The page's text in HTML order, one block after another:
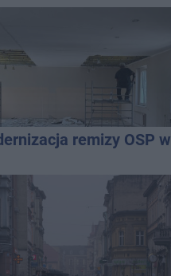
remizy OSP w